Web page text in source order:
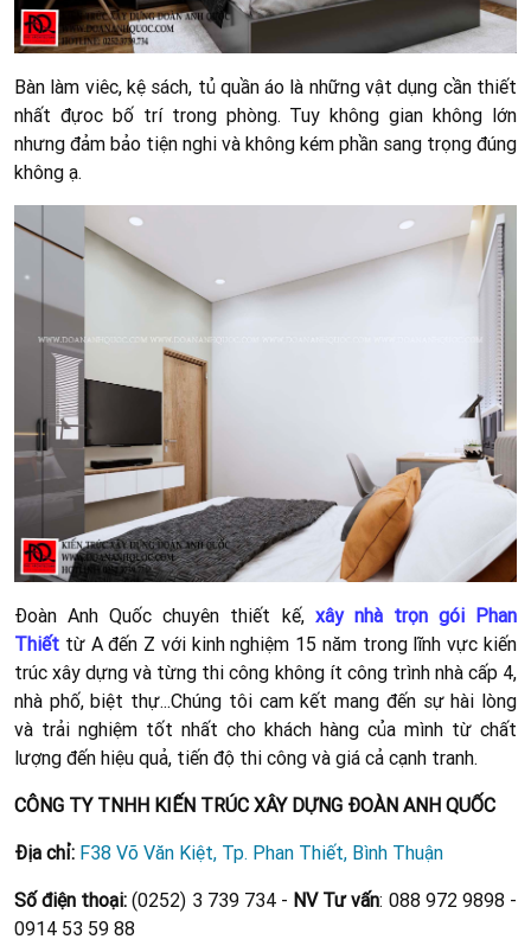
Bàn làm viêc, kệ sách, tủ quần áo là những vật dụng cần thiết
nhất đựoc bố trí trong phòng. Tuy không gian không lớn
nhưng đảm bảo tiện nghi và không kém phần sang trọng đúng
không ạ.
Đoàn Anh Quốc chuyên thiết kế, xây nhà trọn gói Phan
Thiết từ A đến Z với kinh nghiệm 15 năm trong lĩnh vực kiến
trúc xây dựng và từng thi công không ít công trình nhà cấp 4,
nhà phố, biệt thự...Chúng tôi cam kết mang đến sự hài lòng
và trải nghiệm tốt nhất cho khách hàng của mình từ chất
lượng đến hiệu quả, tiến độ thi công và giá cả cạnh tranh.
CÔNG TY TNHH KIẾN TRÚC XÂY DỰNG ĐOÀN ANH QUỐC
Địa chỉ: F38 Võ Văn Kiệt, Tp. Phan Thiết, Bình Thuận
Số điện thoại: (0252) 3 739 734 - NV Tư vấn: 088 972 9898 -
0914 53 59 88